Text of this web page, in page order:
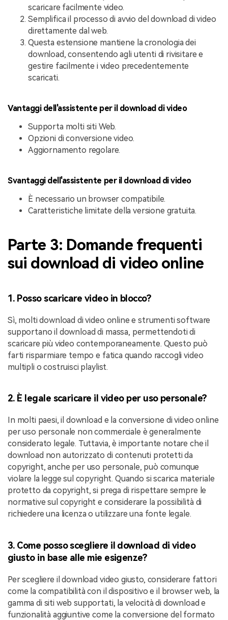
scaricare facilmente video.
Semplifica il processo di avvio del download di video
direttamente dal web.
Questa estensione mantiene la cronologia dei
download, consentendo agli utenti di rivisitare e
gestire facilmente i video precedentemente
scaricati.
Vantaggi dell'assistente per il download di video
Supporta molti siti Web.
Opzioni di conversione video.
Aggiornamento regolare.
Svantaggi dell'assistente per il download di video
È necessario un browser compatibile.
Caratteristiche limitate della versione gratuita.
Parte 3: Domande frequenti
sui download di video online
1. Posso scaricare video in blocco?
Sì, molti download di video online e strumenti software
supportano il download di massa, permettendoti di
scaricare più video contemporaneamente. Questo può
farti risparmiare tempo e fatica quando raccogli video
multipli o costruisci playlist.
2. È legale scaricare il video per uso personale?
In molti paesi, il download e la conversione di video online
per uso personale non commerciale è generalmente
considerato legale. Tuttavia, è importante notare che il
download non autorizzato di contenuti protetti da
copyright, anche per uso personale, può comunque
violare la legge sul copyright. Quando si scarica materiale
protetto da copyright, si prega di rispettare sempre le
normative sul copyright e considerare la possibilità di
richiedere una licenza o utilizzare una fonte legale.
3. Come posso scegliere il download di video
giusto in base alle mie esigenze?
Per scegliere il download video giusto, considerare fattori
come la compatibilità con il dispositivo e il browser web, la
gamma di siti web supportati, la velocità di download e
funzionalità aggiuntive come la conversione del formato